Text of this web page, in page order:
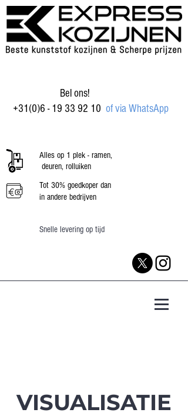
Bel ons!
+31(0)6 - 19 33 92 10 of via WhatsApp
Alles op 1 plek - ramen,
deuren, rolluiken
Tot 30% goedkoper dan
in andere bedrijven
Snelle levering op tijd
VISUALISATIE